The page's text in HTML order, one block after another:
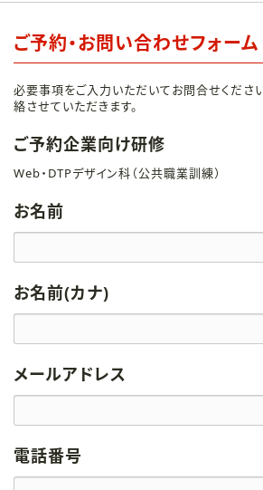
ご予約・お問い合わせフォーム
必要事項をご入力いただいてお問合せくださ
絡させていただきます。
ご予約企業向け研修
Web・DTPデザイン科（公共職業訓練）
お名前
お名前(カナ)
メールアドレス
電話番号